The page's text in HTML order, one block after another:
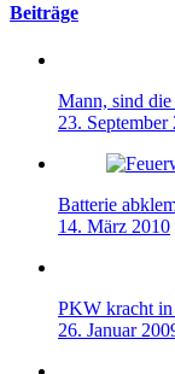
Beiträge
Mann, sind
23. September
Batterie
14. März 2010
PKW kracht
26. Januar